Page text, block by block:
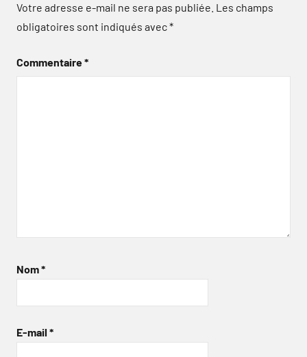
Votre adresse e-mail ne sera pas publiée. Les champs
obligatoires sont indiqués avec*
Commentaire*
Nom*
E-mail *